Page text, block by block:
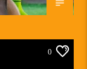
0